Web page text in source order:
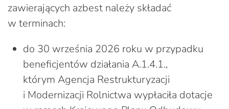
zawierających azbest należy składać
w terminach:
do 30 września 2026 roku w przypadku
beneficjentów działania A.1.4.1.,
którym Agencja Restrukturyzacji
i Modernizacji Rolnictwa wypłaciła dotacje